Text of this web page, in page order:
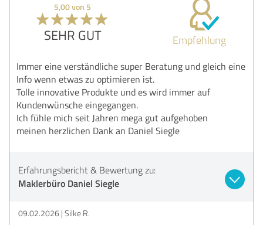
5,00 von 5
SEHR GUT Empfehlung
Immer eine verständliche super Beratung und gleich eine
Info wenn etwas zu optimieren ist.
Tolle innovative Produkte und es wird immer auf
Kundenwünsche eingegangen.
Ich fühle mich seit Jahren mega gut aufgehoben
meinen herzlichen Dank an Daniel Siegle
Erfahrungsbericht & Bewertung zu:
Maklerbüro Daniel Siegle
09.02.2026 Silke R.